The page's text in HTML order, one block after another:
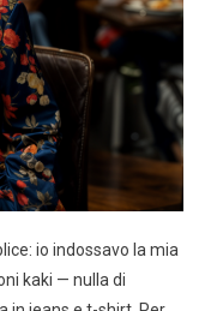
io indossavo la mia
kaki — nulla di